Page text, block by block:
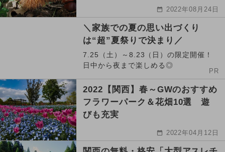
2022年08月24日
＼家族での夏の思い出づくり
は“超”夏祭りで決まり／
7.25（土）～8.23（日）の限定開催！
日中から夜まで楽しめる◎
PR
2022【関西】春～GWのおすすめ
フラワーパーク＆花畑10選 遊
びも充実
2022年04月12日